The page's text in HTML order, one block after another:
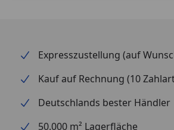
Expresszustellung (auf
Kauf auf Rechnung (10
Deutschlands bester Händler
50.000 m² Lagerfläche